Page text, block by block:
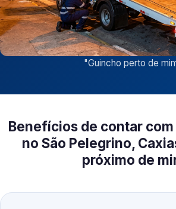
"Guincho perto de
Benefícios de contar
no São Pelegrino,
próximo de